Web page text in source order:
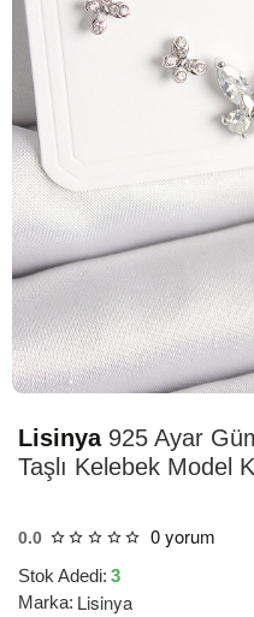
Lisinya925 Ayar
Taşlı Kelebek Model
0.0 0 yorum
Stok Adedi: 3
Marka: Lisinya